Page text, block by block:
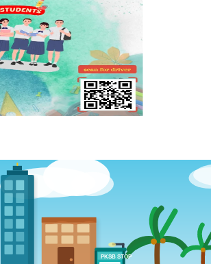
PKSB STOP